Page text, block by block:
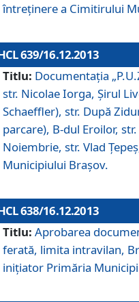
întreţinere a Cimitirului
639/16.12.2013
Titlu: Documentaţia
str. Nicolae Iorga, Şirul
Schaeffler), str. După
parcare), B-dul Eroilor,
Noiembrie, str. Vlad
Municipiului Braşov.
638/16.12.2013
Titlu: Aprobarea
ferată, limita intravilan,
iniţiator Primăria